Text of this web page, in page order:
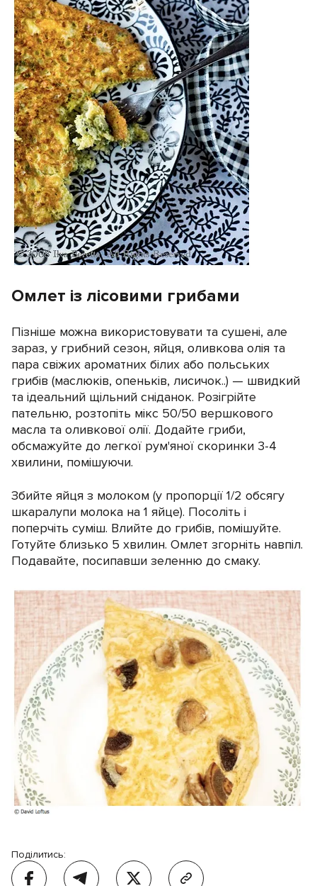
Омлет із лісовими грибами
Пізніше можна використовувати та сушені, але
зараз, у грибний сезон, яйця, оливкова олія та
пара свіжих ароматних білих або польських
грибів (маслюків, опеньків, лисичок..) — швидкий
та ідеальний щільний сніданок. Розігрійте
пательню, розтопіть мікс 50/50 вершкового
масла та оливкової олії. Додайте гриби,
обсмажуйте до легкої рум'яної скоринки 3-4
хвилини, помішуючи.
Збийте яйця з молоком (у пропорції 1/2 обсягу
шкаралупи молока на 1 яйце). Посоліть і
поперчіть суміш. Влийте до грибів, помішуйте.
Готуйте близько 5 хвилин. Омлет згорніть навпіл.
Подавайте, посипавши зеленню до смаку.
Поділитись: